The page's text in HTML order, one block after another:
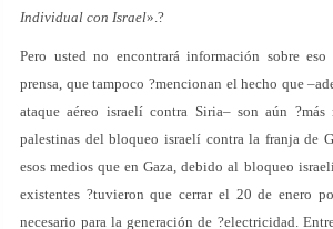
Individual con Israel».?
Pero usted no encontrará información sobre
prensa, que tampoco ?mencionan el hecho que
ataque aéreo israelí contra Siria– son aún ?más
palestinas del bloqueo israelí contra la franja de
esos medios que en Gaza, debido al bloqueo
existentes ?tuvieron que cerrar el 20 de enero
necesario para la generación de ?electricidad.